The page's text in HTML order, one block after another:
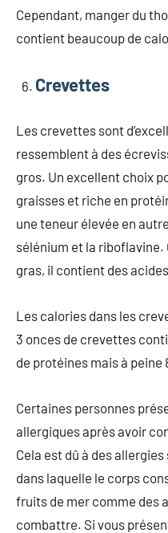
Cependant, manger du
contient beaucoup de
Crevettes
Les crevettes sont
ressemblent à des
gros. Un excellent choix
graisses et riche en
une teneur élevée en
sélénium et la riboflavine.
gras, il contient des
Les calories dans les
3 onces de crevettes
de protéines mais à peine
Certaines personnes
allergiques après avoir
Cela est dû à des
dans laquelle le corps
fruits de mer comme des
combattre. Si vous